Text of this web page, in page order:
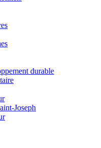
durable
Joseph